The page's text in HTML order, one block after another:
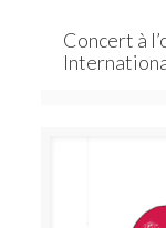
Concert à